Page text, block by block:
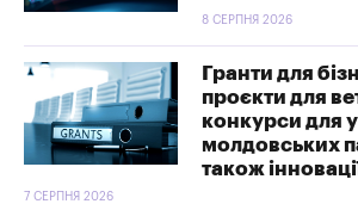
8 СЕРПНЯ 2026
Гранти для
проєкти для
конкурси для
молдовських
також
7 СЕРПНЯ 2026